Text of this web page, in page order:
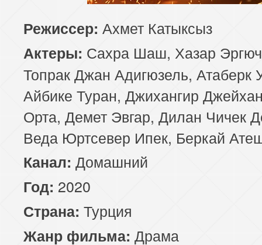
86 серия
87 серия
Режиссер: Ахмет Катыксыз
Актеры: Сахра Шаш, Хазар
Топрак Джан Адигюзель, Атаберк
Айбике Туран, Джихангир
Орта, Демет Эвгар, Дилан Чичек
Веда Юртсевер Ипек, Беркай
Канал: Домашний
Год: 2020
Страна: Турция
Жанр фильма: Драма